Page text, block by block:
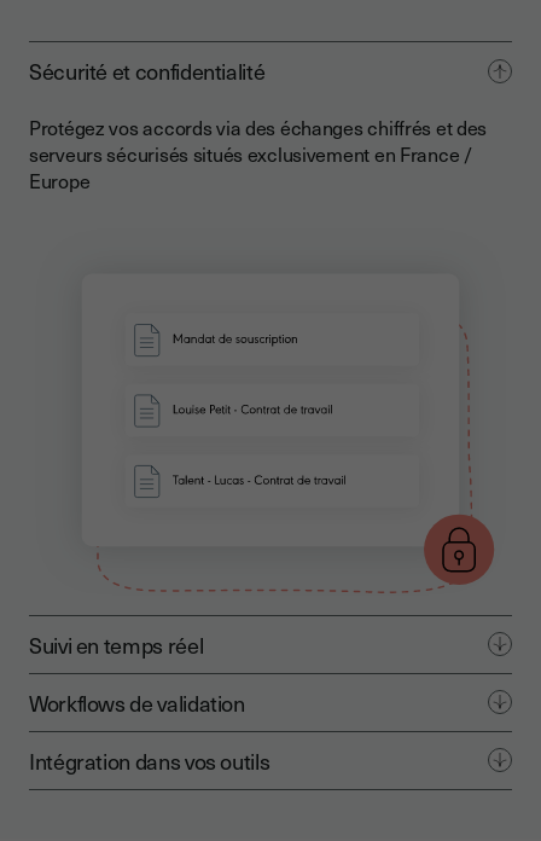
Sécurité et confidentialité
Protégez vos accords via des échanges chiffrés et des
serveurs sécurisés situés exclusivement en France /
Europe
Suivi en temps réel
Workflows de validation
Intégration dans vos outils